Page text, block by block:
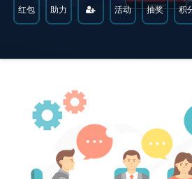
签
字
营
智
慧
行
红包 助力 活动 抽奖 积